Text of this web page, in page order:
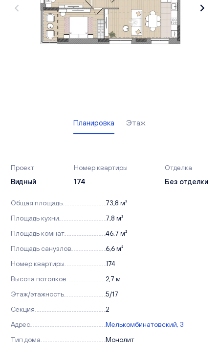
Вакансии
Офисы продаж
Планировка Этаж
Проект
Видный
Номер квартиры
174
Отделка
Без отделки
Общая площадь
73,8 м²
Площадь кухни
7,8 м²
Площадь комнат
46,7 м²
Площадь санузлов
6,6 м²
Номер квартиры
174
Высота потолков
2,7 м
Этаж/этажность
5/17
Секция
2
Адрес
Мелькомбинатовский, 3
Тип дома
Монолит